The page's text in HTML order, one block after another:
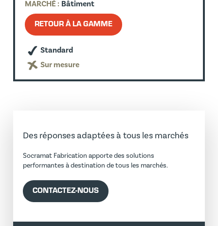
MARCHÉ : Bâtiment
RETOUR À LA GAMME
Standard
Sur mesure
Des réponses adaptées à tous les marchés
Socramat Fabrication apporte des solutions
performantes à destination de tous les marchés.
CONTACTEZ-NOUS